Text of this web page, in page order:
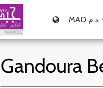
MAD د.م.
Gandoura